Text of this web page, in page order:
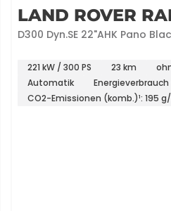
LAND ROVER
SPORT
D300 Dyn.SE 22"AHK Pano
221 kW / 300 PS 23 km
Automatik
CO2-Emissionen (komb.)¹: 195